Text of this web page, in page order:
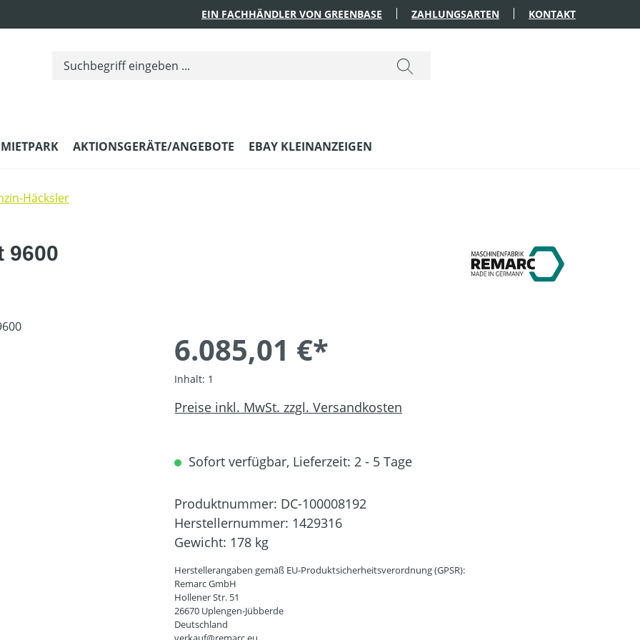
EIN FACHHÄNDLER VON GREENBASE ZAHLUNGSARTEN KONTAKT
MIETPARK AKTIONSGERÄTE/ANGEBOTE EBAY KLEINANZEIGEN
Häcksler
9600
6.085,01 €*
Inhalt: 1
Preise inkl. MwSt. zzgl. Versandkosten
Sofort verfügbar, Lieferzeit: 2 - 5 Tage
Produktnummer: DC-100008192
Herstellernummer: 1429316
Gewicht: 178 kg
Herstellerangaben gemäß EU-Produktsicherheitsverordnung (GPSR):
Remarc GmbH
Hollener Str. 51
26670 Uplengen-Jübberde
Deutschland